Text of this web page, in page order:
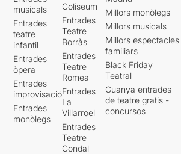
musicals
Entrades
teatre
infantil
Entrades
òpera
Entrades
improvisació
Entrades
monòlegs
Coliseum
Entrades
Teatre
Borràs
Entrades
Teatre
Romea
Entrades
La
Villarroel
Entrades
Teatre
Condal
Millors monòlegs
Millors musicals
Millors espectacles
familiars
Black Friday
Teatral
Guanya entrades
de teatre gratis -
concursos